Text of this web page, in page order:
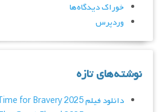
خوراک دیدگاه‌ها
وردپرس
نوشته‌های تازه
دانلود فیلم A Time for Bravery 2025